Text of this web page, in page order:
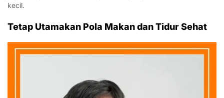
kecil.
Tetap Utamakan Pola Makan dan Tidur Sehat